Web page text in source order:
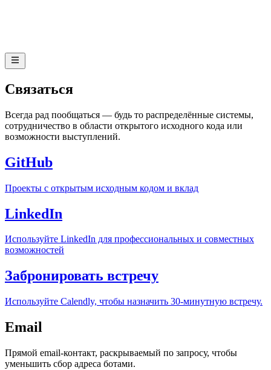
Связаться
Всегда рад пообщаться — будь то распределённые системы,
сотрудничество в области открытого исходного кода или
возможности выступлений.
GitHub
Проекты с открытым исходным кодом и вклад
LinkedIn
Используйте LinkedIn для профессиональных и совместных
возможностей
Забронировать встречу
Используйте Calendly, чтобы назначить 30-минутную встречу.
Email
Прямой email-контакт, раскрываемый по запросу, чтобы
уменьшить сбор адреса ботами.